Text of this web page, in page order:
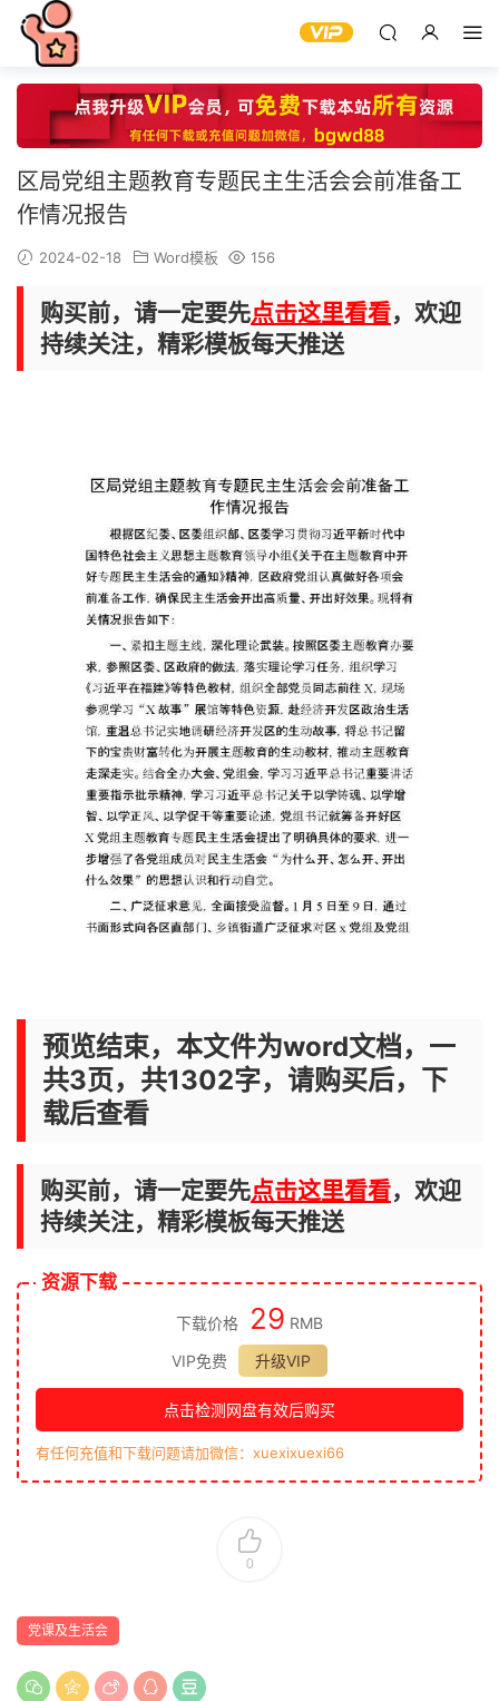
区局党组主题教育专题民主生活会会前准备工
作情况报告
2024-02-18 Word模板 156
购买前，请一定要先点击这里看看，欢迎
持续关注，精彩模板每天推送
预览结束，本文件为word文档，一
共3页，共1302字，请购买后，下
载后查看
购买前，请一定要先点击这里看看，欢迎
持续关注，精彩模板每天推送
资源下载
下载价格 29 RMB
VIP免费
升级VIP
点击检测网盘有效后购买
有任何充值和下载问题请加微信：xuexixuexi66
0
党课及生活会